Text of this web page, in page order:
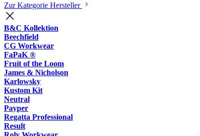
Zur Kategorie Hersteller
B&C Kollektion
Beechfield
CG Workwear
FaPaK ®
Fruit of the Loom
James & Nicholson
Karlowsky
Kustom Kit
Neutral
Payper
Regatta Professional
Result